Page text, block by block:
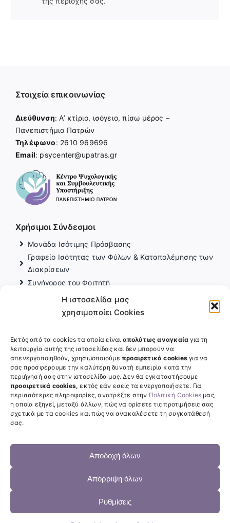
Η ιστοσελίδα μας
χρησιμοποίει Cookies
Εκτός από τα cookies τα οποία είναι απολύτως αναγκαία για τη
λειτουργία αυτής της ιστοσελίδας και δεν μπορούν να
απενεργοποιηθούν, χρησιμοποιούμε προαιρετικά cookiesγια να
σας προσφέρουμε την καλύτερη δυνατή εμπειρία κατά την
περιήγησή σας στην ιστοσελίδα μας. Δεν θα εγκαταστήσουμε
προαιρετικά cookies, εκτός εάν εσείς τα ενεργοποιήσετε. Για
περισσότερες πληροφορίες, ανατρέξτε στην Πολιτική Cookies μας,
η οποία εξηγεί, μεταξύ άλλων, πώς να ορίσετε τις προτιμήσεις σας
σχετικά με τα cookies και πώς να ανακαλέσετε τη συγκατάθεσή
σας.
Αποδοχή όλων
Απόρριψη όλων
Ρυθμίσεις
Στοιχεία επικοινωνίας
Διεύθυνση: Α’ κτίριο, ισόγειο, πίσω μέρος –
Πανεπιστήμιο Πατρών
Τηλέφωνο: 2610 969696
Email: psycenter@upatras.gr
Χρήσιμοι Σύνδεσμοι
Μονάδα Ισότιμης Πρόσβασης
Γραφείο Ισότητας των Φύλων & Καταπολέμησης των
Διακρίσεων
Συνήγορος του Φοιτητή
Βιβλιοθήκη και Κέντρο Πληροφόρησης
Πανεπιστημιακό Γυμναστήριο
Επιτροπή Ισότητας των Φύλων
Χρήσιμοι Σύνδεσμοι
My Upatras
Ψηφιακός χάρτης προσβασιμότητας
δεδομένων
Δήλωση Προσβασιμότητας